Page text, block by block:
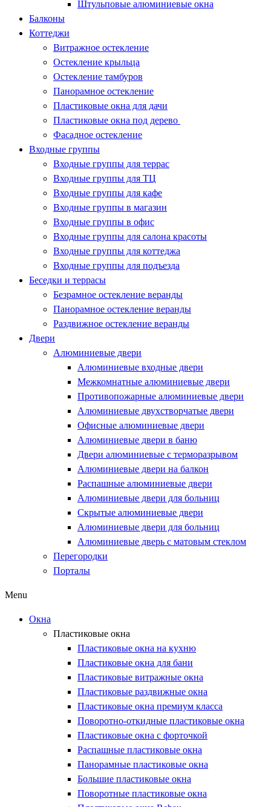
Штульповые алюминиевые окна
Балконы
Коттеджи
Витражное остекление
Остекление крыльца
Остекление тамбуров
Панорамное остекление
Пластиковые окна для дачи
Пластиковые окна под дерево
Фасадное остекление
Входные группы
Входные группы для террас
Входные группы для ТЦ
Входные группы для кафе
Входные группы в магазин
Входные группы в офис
Входные группы для салона красоты
Входные группы для коттеджа
Входные группы для подъезда
Беседки и террасы
Безрамное остекление веранды
Панорамное остекление веранды
Раздвижное остекление веранды
Двери
Алюминиевые двери
Алюминиевые входные двери
Межкомнатные алюминиевые двери
Противопожарные алюминиевые двери
Алюминиевые двухстворчатые двери
Офисные алюминиевые двери
Алюминиевые двери в баню
Двери алюминиевые с терморазрывом
Алюминиевые двери на балкон
Распашные алюминиевые двери
Алюминиевые двери для больниц
Скрытые алюминиевые двери
Алюминиевые двери для больниц
Алюминиевые дверь с матовым стеклом
Перегородки
Порталы
Menu
Окна
Пластиковые окна
Пластиковые окна на кухню
Пластиковые окна для бани
Пластиковые витражные окна
Пластиковые раздвижные окна
Пластиковые окна премиум класса
Поворотно-откидные пластиковые окна
Пластиковые окна с форточкой
Распашные пластиковые окна
Панорамные пластиковые окна
Большие пластиковые окна
Поворотные пластиковые окна